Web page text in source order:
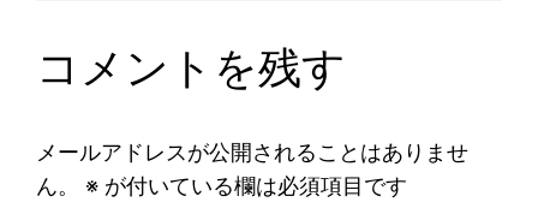
コメントを残す
メールアドレスが公開されることはありませ
ん。
※ が付いている欄は必須項目です